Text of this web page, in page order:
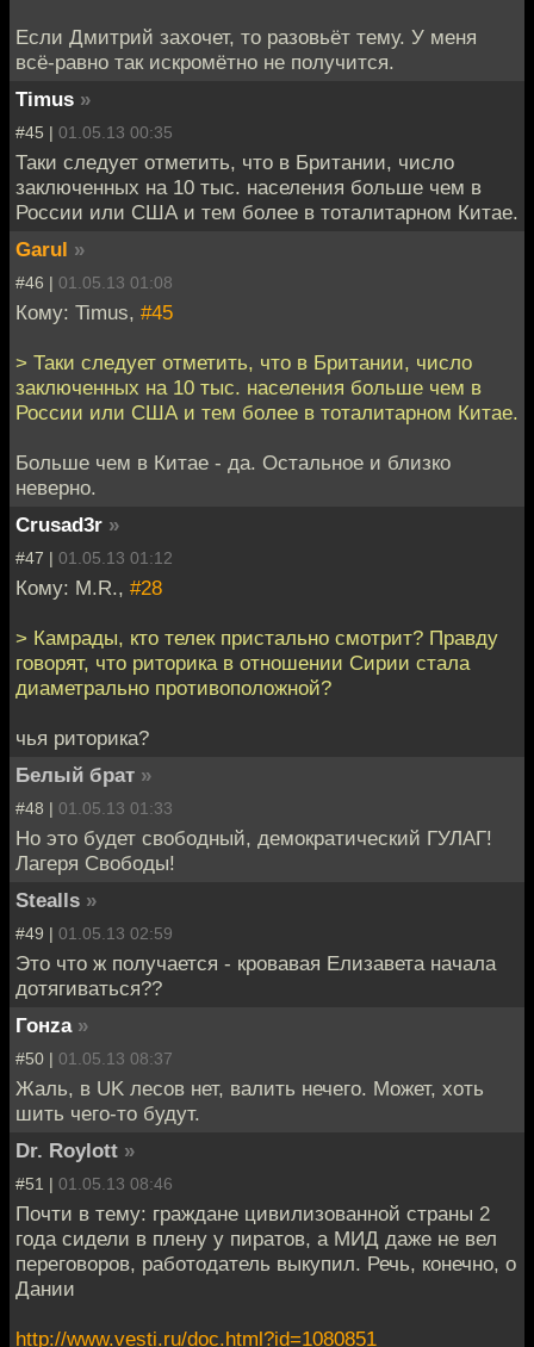
Если Дмитрий захочет, то разовьёт тему. У меня
всё-равно так искромётно не получится.
Timus »
#45 | 01.05.13 00:35
Таки следует отметить, что в Британии, число
заключенных на 10 тыс. населения больше чем в
России или США и тем более в тоталитарном Китае.
Garul »
#46 | 01.05.13 01:08
Кому: Timus, #45
> Таки следует отметить, что в Британии, число
заключенных на 10 тыс. населения больше чем в
России или США и тем более в тоталитарном Китае.
Больше чем в Китае - да. Остальное и близко
неверно.
Crusad3r »
#47 | 01.05.13 01:12
Кому: M.R., #28
> Камрады, кто телек пристально смотрит? Правду
говорят, что риторика в отношении Сирии стала
диаметрально противоположной?
чья риторика?
Белый брат »
#48 | 01.05.13 01:33
Но это будет свободный, демократический ГУЛАГ!
Лагеря Свободы!
Stealls »
#49 | 01.05.13 02:59
Это что ж получается - кровавая Елизавета начала
дотягиваться??
Гонzа »
#50 | 01.05.13 08:37
Жаль, в UK лесов нет, валить нечего. Может, хоть
шить чего-то будут.
Dr. Roylott »
#51 | 01.05.13 08:46
Почти в тему: граждане цивилизованной страны 2
года сидели в плену у пиратов, а МИД даже не вел
переговоров, работодатель выкупил. Речь, конечно, о
Дании
http://www.vesti.ru/doc.html?id=1080851